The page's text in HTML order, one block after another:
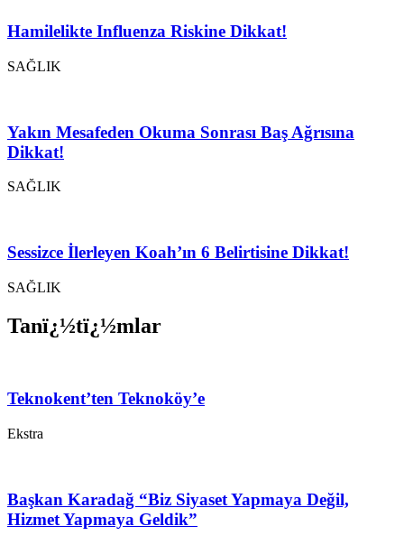
Hamilelikte Influenza Riskine Dikkat!
SAĞLIK
Yakın Mesafeden Okuma Sonrası Baş Ağrısına
Dikkat!
SAĞLIK
Sessizce İlerleyen Koah’ın 6 Belirtisine Dikkat!
SAĞLIK
Tanï¿½tï¿½mlar
Teknokent’ten Teknoköy’e
Ekstra
Başkan Karadağ “Biz Siyaset Yapmaya Değil,
Hizmet Yapmaya Geldik”